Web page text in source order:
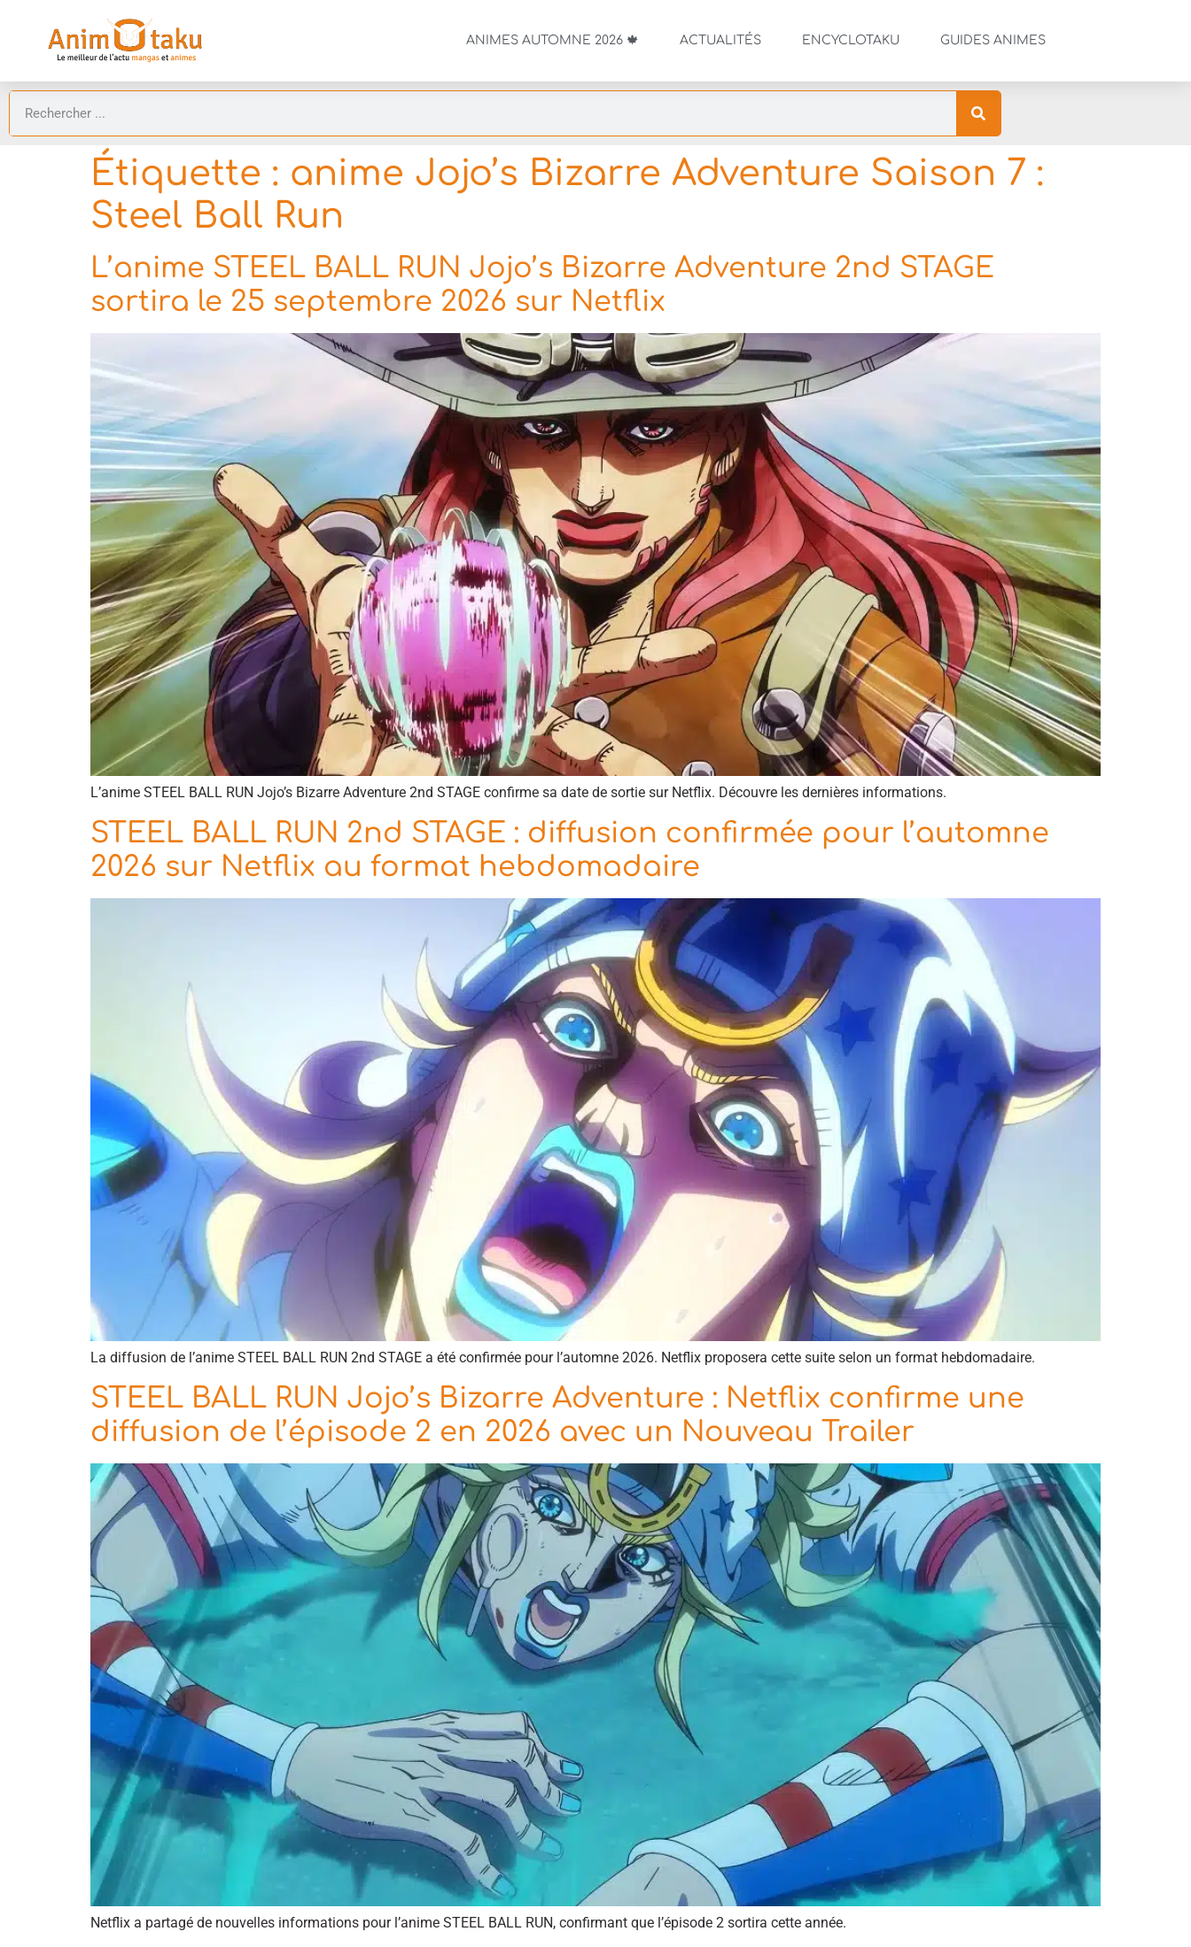
ANIMES AUTOMNE 2026 🍁 ACTUALITÉS ENCYCLOTAKU GUIDES ANIMES
Étiquette : anime Jojo’s Bizarre Adventure Saison 7 :
Steel Ball Run
L’anime STEEL BALL RUN Jojo’s Bizarre Adventure 2nd STAGE
sortira le 25 septembre 2026 sur Netflix
L’anime STEEL BALL RUN Jojo’s Bizarre Adventure 2nd STAGE confirme sa date de sortie sur Netflix. Découvre les dernières informations.
STEEL BALL RUN 2nd STAGE : diffusion confirmée pour l’automne
2026 sur Netflix au format hebdomadaire
La diffusion de l’anime STEEL BALL RUN 2nd STAGE a été confirmée pour l’automne 2026. Netflix proposera cette suite selon un format hebdomadaire.
STEEL BALL RUN Jojo’s Bizarre Adventure : Netflix confirme une
diffusion de l’épisode 2 en 2026 avec un Nouveau Trailer
Netflix a partagé de nouvelles informations pour l’anime STEEL BALL RUN, confirmant que l’épisode 2 sortira cette année.